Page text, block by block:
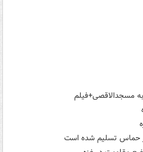
مسجدالاقصی+فیلم
حماس تسلیم شده است